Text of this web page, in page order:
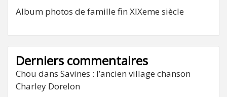
Album photos de famille fin XIXeme siècle
Derniers commentaires
Chou dans Savines : l’ancien village chanson
Charley Dorelon